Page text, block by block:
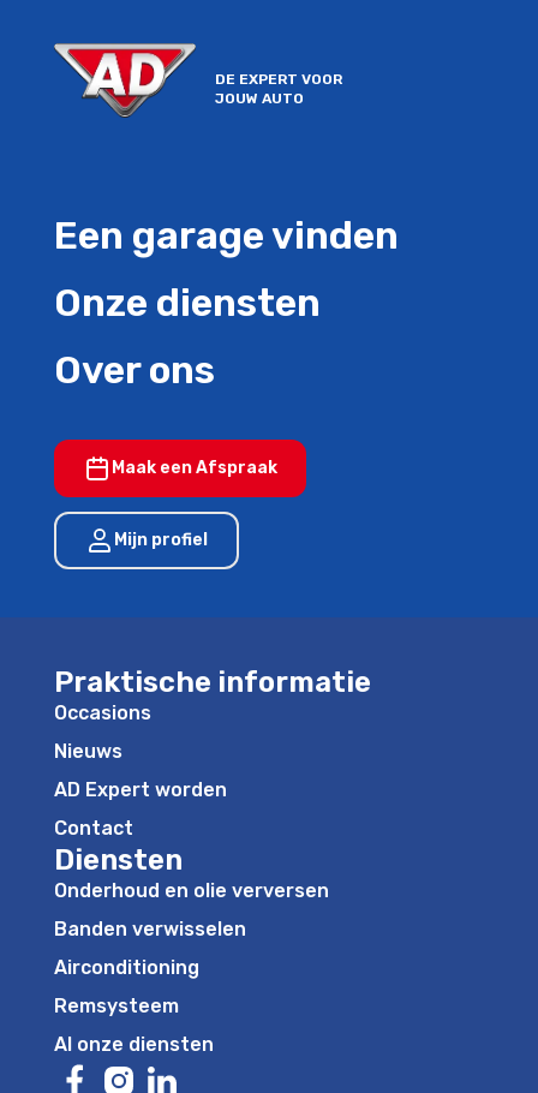
DE EXPERT VOOR
JOUW AUTO
Een garage vinden
Onze diensten
Over ons
Maak een Afspraak
Mijn profiel
Praktische informatie
Occasions
Nieuws
AD Expert worden
Contact
Diensten
Onderhoud en olie verversen
Banden verwisselen
Airconditioning
Remsysteem
Al onze diensten